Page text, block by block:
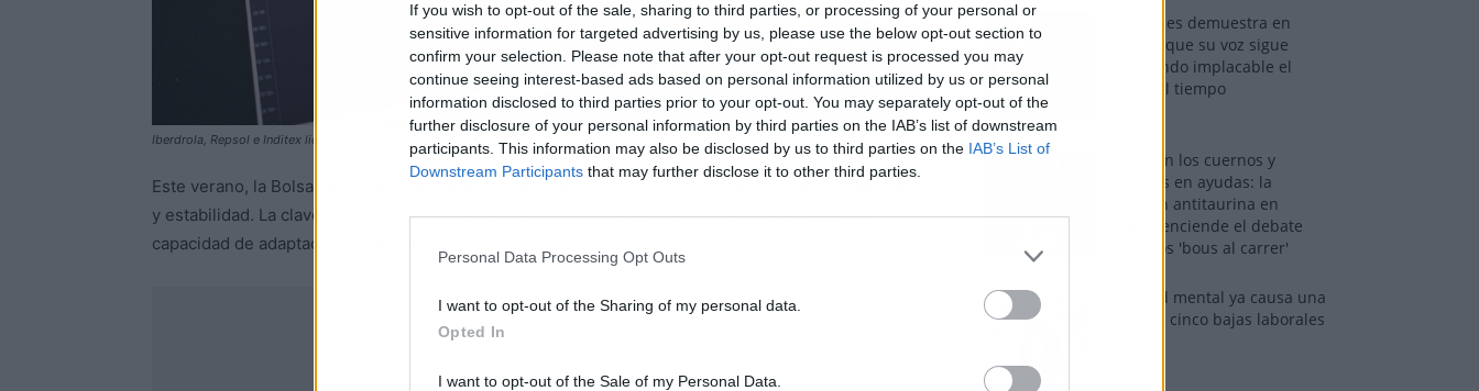
If you wish to opt-out of the sale, sharing to third parties, or processing of your personal or
sensitive information for targeted advertising by us, please use the below opt-out section to
confirm your selection. Please note that after your opt-out request is processed you may
continue seeing interest-based ads based on personal information utilized by us or personal
information disclosed to third parties prior to your opt-out. You may separately opt-out of the
further disclosure of your personal information by third parties on the IAB’s list of downstream
participants. This information may also be disclosed by us to third parties on the IAB’s List of
Downstream Participants that may further disclose it to other third parties.
Personal Data Processing Opt Outs
I want to opt-out of the Sharing of my personal data.
Opted In
I want to opt-out of the Sale of my Personal Data.
Iberdrola, Repsol e Inditex lideran el ranking de valores en España | Fuente: Pexels
Este verano, la Bolsa española ofrece una variedad de opciones para quienes buscan rentabilidad
y estabilidad. La clave está en seleccionar valores con fundamentos sólidos, buena gestión y
capacidad de adaptación al entorno económico.
Tom Jones demuestra en
Madrid que su voz sigue
desafiando implacable el
paso del tiempo
Fuego en los cuernos y
millones en ayudas: la
rebelión antitaurina en
Alfafar enciende el debate
sobre los 'bous al carrer'
La salud mental ya causa una
de cada cinco bajas laborales